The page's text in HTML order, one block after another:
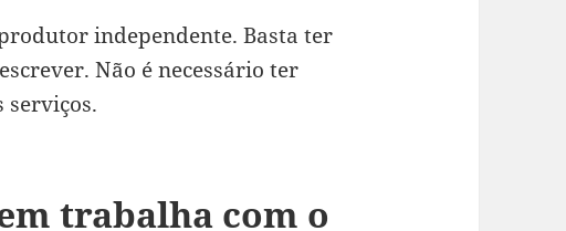
independente. Basta ter
Não é necessário ter
trabalha com o